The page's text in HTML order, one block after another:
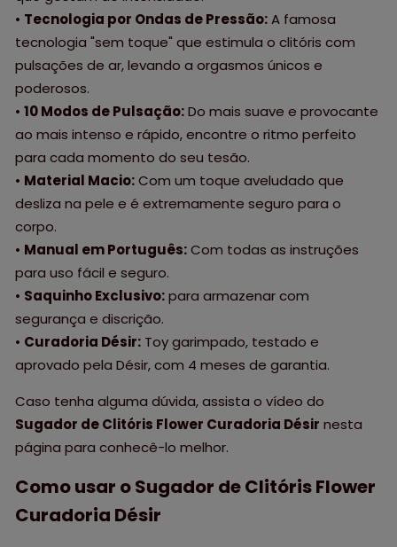
• Tecnologia por Ondas de Pressão:A famosa
tecnologia "sem toque" que estimula o clitóris com
pulsações de ar, levando a orgasmos únicos e
poderosos.
• 10 Modos de Pulsação:Do mais suave e provocante
ao mais intenso e rápido, encontre o ritmo perfeito
para cada momento do seu tesão.
• Material Macio:Com um toque aveludado que
desliza na pele e é extremamente seguro para o
corpo.
• Manual em Português:Com todas as instruções
para uso fácil e seguro.
• Saquinho Exclusivo:para armazenar com
segurança e discrição.
• Curadoria Désir: Toy garimpado, testado e
aprovado pela Désir, com 4 meses de garantia.
Caso tenha alguma dúvida, assista o vídeo do
Sugador de Clitóris Flower Curadoria Désir nesta
página para conhecê-lo melhor.
Como usar o Sugador de Clitóris Flower
Curadoria Désir